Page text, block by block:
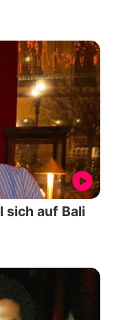
sich auf Bali